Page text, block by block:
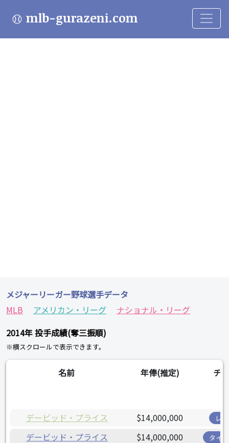
mlb-gurazeni.com
メジャーリーガー野球選手データ
MLB
アメリカン・リーグ
ナショナル・リーグ
2014年 投手成績(奪三振順)
※横スクロールで表示できます。
名前 年俸(推定) チ
デービッド・プライス $14,000,000 レ
デービッド・プライス $14,000,000 タイ